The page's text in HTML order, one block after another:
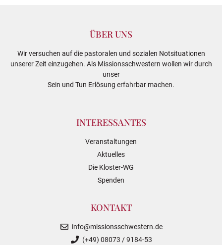
ÜBER UNS
Wir versuchen auf die pastoralen und sozialen Notsituationen
unserer Zeit einzugehen. Als Missionsschwestern wollen wir durch
unser
Sein und Tun Erlösung erfahrbar machen.
INTERESSANTES
Veranstaltungen
Aktuelles
Die Kloster-WG
Spenden
KONTAKT
info@missionsschwestern.de
(+49) 08073 / 9184-53